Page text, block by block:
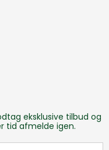
eksklusive tilbud og
tid afmelde igen.